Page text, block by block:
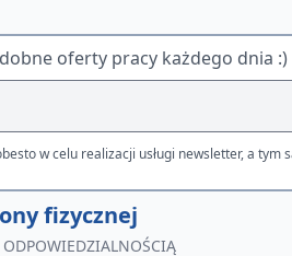
oferty pracy każdego dnia :)
w celu realizacji usługi newsletter, a
fizycznej